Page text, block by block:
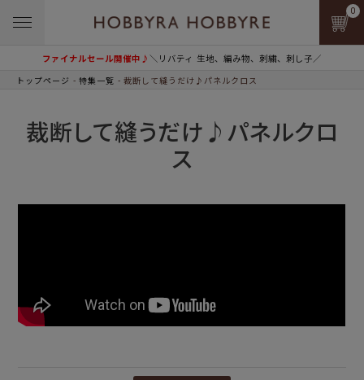
ファイナルセール開催中♪＼リバティ 生地、編み物、刺繍、刺し子／
0
トップページ 特集一覧 裁断して縫うだけ♪パネルクロス
裁断して縫うだけ♪パネルクロ
ス